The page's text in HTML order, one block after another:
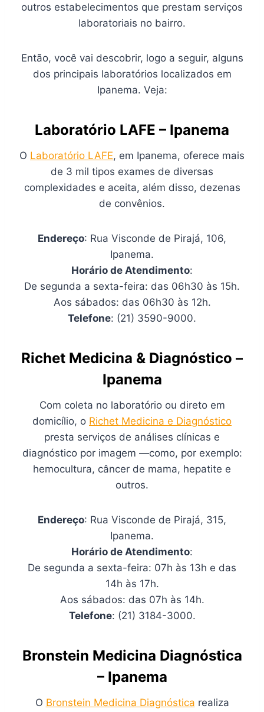
outros estabelecimentos que prestam serviços
laboratoriais no bairro.
Então, você vai descobrir, logo a seguir, alguns
dos principais laboratórios localizados em
Ipanema. Veja:
Laboratório LAFE – Ipanema
O Laboratório LAFE, em Ipanema, oferece mais
de 3 mil tipos exames de diversas
complexidades e aceita, além disso, dezenas
de convênios.
Endereço: Rua Visconde de Pirajá, 106,
Ipanema.
Horário de Atendimento:
De segunda a sexta-feira: das 06h30 às 15h.
Aos sábados: das 06h30 às 12h.
Telefone: (21) 3590-9000.
Richet Medicina & Diagnóstico –
Ipanema
Com coleta no laboratório ou direto em
domicílio, o Richet Medicina e Diagnóstico
presta serviços de análises clínicas e
diagnóstico por imagem —como, por exemplo:
hemocultura, câncer de mama, hepatite e
outros.
Endereço: Rua Visconde de Pirajá, 315,
Ipanema.
Horário de Atendimento:
De segunda a sexta-feira: 07h às 13h e das
14h às 17h.
Aos sábados: das 07h às 14h.
Telefone: (21) 3184-3000.
Bronstein Medicina Diagnóstica
– Ipanema
O Bronstein Medicina Diagnóstica realiza